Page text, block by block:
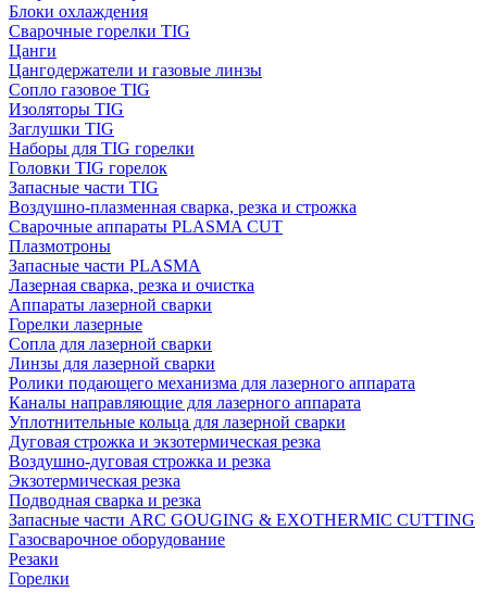
Блоки охлаждения
Сварочные горелки TIG
Цанги
Цангодержатели и газовые линзы
Сопло газовое TIG
Изоляторы TIG
Заглушки TIG
Наборы для TIG горелки
Головки TIG горелок
Запасные части TIG
Воздушно-плазменная сварка, резка и строжка
Сварочные аппараты PLASMA CUT
Плазмотроны
Запасные части PLASMA
Лазерная сварка, резка и очистка
Аппараты лазерной сварки
Горелки лазерные
Сопла для лазерной сварки
Линзы для лазерной сварки
Ролики подающего механизма для лазерного аппарата
Каналы направляющие для лазерного аппарата
Уплотнительные кольца для лазерной сварки
Дуговая строжка и экзотермическая резка
Воздушно-дуговая строжка и резка
Экзотермическая резка
Подводная сварка и резка
Запасные части ARC GOUGING & EXOTHERMIC CUTTING
Газосварочное оборудование
Резаки
Горелки